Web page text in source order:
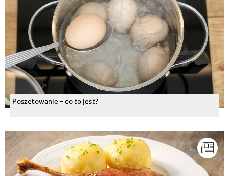
Poszetowanie – co to jest?